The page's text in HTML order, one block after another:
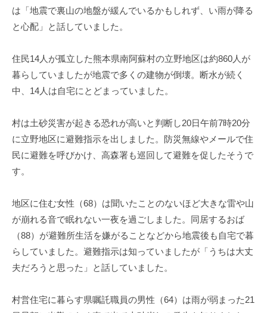
は「地震で裏山の地盤が緩んでいるかもしれず、い雨が降る
と心配」と話していました。
住民14人が孤立した熊本県南阿蘇村の立野地区は約860人が
暮らしていましたが地震で多くの建物が倒壊。断水が続く
中、14人は自宅にとどまっていました。
村は土砂災害が起きる恐れが高いと判断し20日午前7時20分
に立野地区に避難指示を出しました。防災無線やメールで住
民に避難を呼びかけ、高森署も巡回して避難を促したそうで
す。
地区に住む女性（68）は聞いたことのないほど大きな雷や山
が崩れる音で眠れない一夜を過ごしました。同居するおば
（88）が避難所生活を嫌がることなどから地震後も自宅で暮
らしていました。避難指示は知っていましたが「うちは大丈
夫だろうと思った」と話していました。
村営住宅に暮らす県嘱託職員の男性（64）は雨が弱まった21